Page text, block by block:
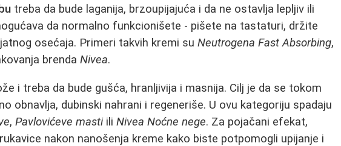
treba da bude laganija, brzoupijajuća i da ne ostavlja lepljiv ili
da normalno funkcionišete - pišete na tastaturi, držite
osećaja. Primeri takvih kremi suNeutrogena Fast Absorbing,
brendaNivea.
i treba da bude gušća, hranljivija i masnija. Cilj je da se tokom
obnavlja, dubinski nahrani i regeneriše. U ovu kategoriju spadaju
,Pavlovićeve mastiiliNivea Noćne nege. Za pojačani efekat,
nakon nanošenja kreme kako biste potpomogli upijanje i